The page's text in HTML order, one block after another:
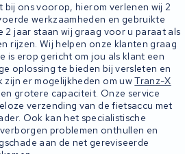
bij ons voorop, hierom verlenen wij 2
werkzaamheden en gebruikte
2 jaar staan wij graag voor u paraat als
rijzen. Wij helpen onze klanten graag
is erop gericht om jou als klant een
oplossing te bieden bij versleten en
zijn er mogelijkheden om uwTranz-X
grotere capaciteit. Onze service
verzending van de fietsaccu met
Ook kan het specialistische
problemen onthullen en
aan de net gereviseerde